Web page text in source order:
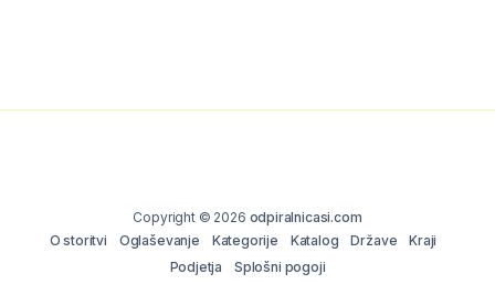
Copyright © 2026 odpiralnicasi.com
O storitvi
Oglaševanje Kategorije Katalog Države
Kraji
Podjetja
Splošni pogoji